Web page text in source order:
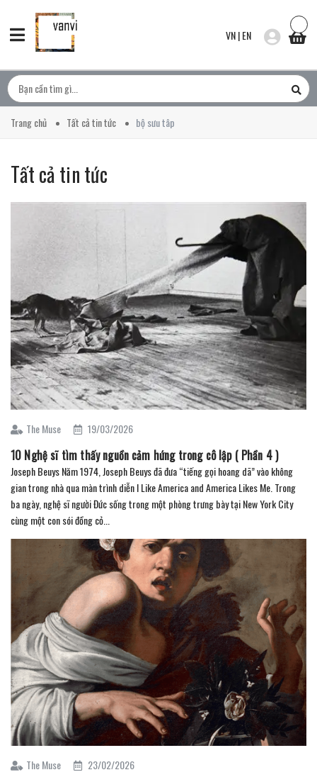
VN|EN
Trang chủ Tất cả tin tức bộ sưu tâp
Tất cả tin tức
The Muse 19/03/2026
10 Nghệ sĩ tìm thấy nguồn cảm hứng trong cô lập ( Phần 4 )
Joseph Beuys Năm 1974, Joseph Beuys đã đưa “tiếng gọi hoang dã” vào không
gian trong nhà qua màn trình diễn I Like America and America Likes Me. Trong
ba ngày, nghệ sĩ người Đức sống trong một phòng trưng bày tại New York City
cùng một con sói đồng cỏ...
The Muse 23/02/2026